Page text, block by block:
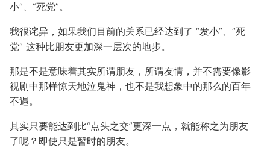
小”、“死党”。
我很诧异，如果我们目前的关系已经达到了 “发小”、“死
党” 这种比朋友更加深一层次的地步。
那是不是意味着其实所谓朋友，所谓友情，并不需要像影
视剧中那样惊天地泣鬼神，也不是我想象中的那么的百年
不遇。
其实只要能达到比“点头之交”更深一点，就能称之为朋友
了呢？即使只是暂时的朋友。